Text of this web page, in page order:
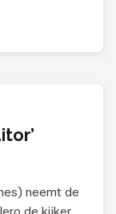
neemt de